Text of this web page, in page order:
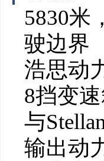
5830米
驶边界
浩思动
8挡变
与
输出动